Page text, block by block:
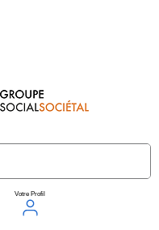
Votre Profil